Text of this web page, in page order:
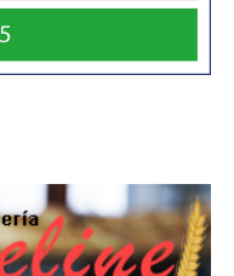
entre el MOP y la
con el objetivo de dar